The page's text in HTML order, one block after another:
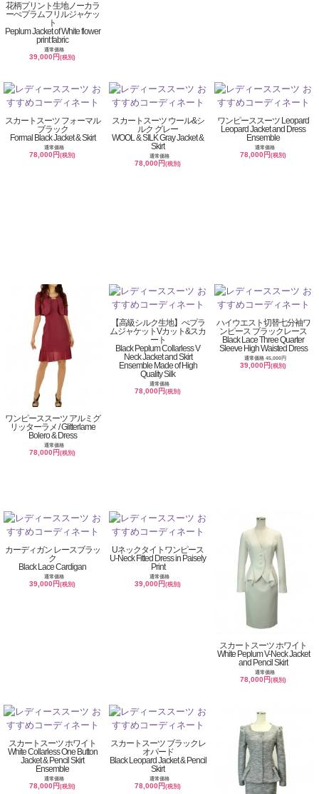
花柄プリント生地ノーカラ
ーぺプラムフリルジャケッ
ト
Peplum Jacket of White flower
print fabric
通常価格
39,000円(税別)
スカートスーツ フォーマル
ブラック
Formal Black Jacket & Skirt
通常価格
78,000円(税別)
スカートスーツ ウール&シ
ルク グレー
WOOL & SILK Gray Jacket &
Skirt
通常価格
78,000円(税別)
ワンピーススーツ Leopard
Leopard Jacket and Dress
Ensemble
通常価格
78,000円(税別)
ワンピーススーツ アルミグ
リッターラメ / Glitterlame
Bolero & Dress
通常価格
78,000円(税別)
【高級シルク生地】ぺプラ
ムジャケットVカット&スカ
ート
Black Peplum Collarless V
Neck Jacket and Skirt
Ensemble Made of High
Quality Silk
通常価格
78,000円(税別)
ハイウエスト切替七分袖ワ
ンピース ブラックレース
Black Lace Three Quarter
Sleeve High Waisted Dress
通常価格 45,000円
39,000円(税別)
カーディガン レースブラッ
ク
Black Lace Cardigan
通常価格
39,000円(税別)
Uネックタイトワンピース
U-Neck Fitted Dress in Paisely
Print
通常価格
39,000円(税別)
スカートスーツ ホワイト
White Peplum V-Neck Jacket
and Pencil Skirt
通常価格
78,000円(税別)
スカートスーツ ホワイト
White Collarless One Button
Jacket & Pencil Skirt
Ensemble
通常価格
78,000円(税別)
スカートスーツ ブラックレ
オパード
Black Leopard Jacket & Pencil
Skirt
通常価格
78,000円(税別)